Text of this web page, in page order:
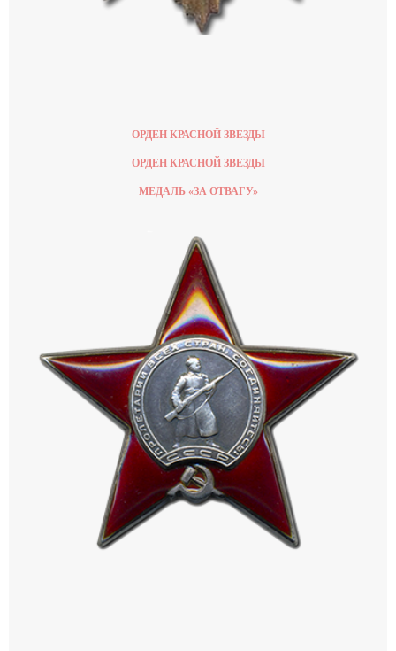
ОРДЕН КРАСНОЙ ЗВЕЗДЫ
ОРДЕН КРАСНОЙ ЗВЕЗДЫ
МЕДАЛЬ «ЗА ОТВАГУ»